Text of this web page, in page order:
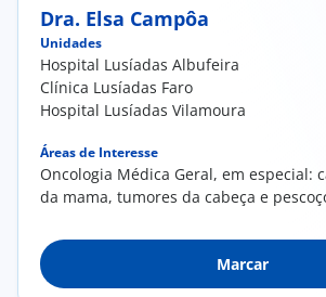
Dra. Elsa Campôa
Unidades
Hospital Lusíadas Albufeira
Clínica Lusíadas Faro
Hospital Lusíadas Vilamoura
Áreas de Interesse
Oncologia Médica Geral, em especial:
da mama, tumores da cabeça e
Oncologia Integrativa
Marcar